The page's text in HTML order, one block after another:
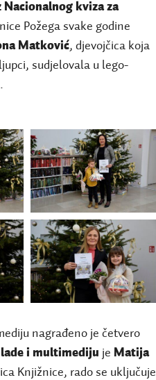
kviza za
Požega svake godine
Matković, djevojčica koja
sudjelovala u lego-
nagrađeno je četvero
i multimediju je Matija
Knjižnice, rado se uključuje